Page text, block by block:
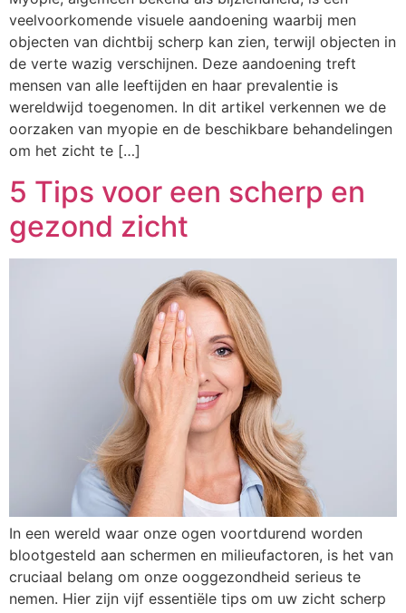
veelvoorkomende visuele aandoening waarbij men
objecten van dichtbij scherp kan zien, terwijl objecten in
de verte wazig verschijnen. Deze aandoening treft
mensen van alle leeftijden en haar prevalentie is
wereldwijd toegenomen. In dit artikel verkennen we de
oorzaken van myopie en de beschikbare behandelingen
om het zicht te […]
5 Tips voor een scherp en
gezond zicht
In een wereld waar onze ogen voortdurend worden
blootgesteld aan schermen en milieufactoren, is het van
cruciaal belang om onze ooggezondheid serieus te
nemen. Hier zijn vijf essentiële tips om uw zicht scherp